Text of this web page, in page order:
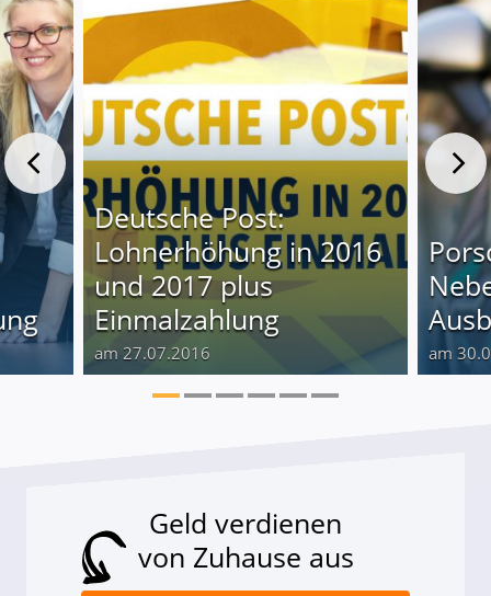
Deutsche Post:
Lohnerhöhung in 2016
und 2017 plus
Einmalzahlung
am 27.07.2016 am
Geld verdienen
von Zuhause aus